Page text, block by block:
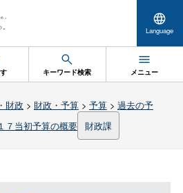
Language
キーワード検索 メニュー
財政 > 財政・予算> 予算> 過去の予
７当初予算の概要 財政課